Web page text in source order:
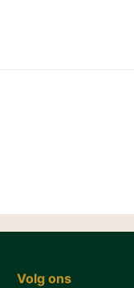
Volg ons